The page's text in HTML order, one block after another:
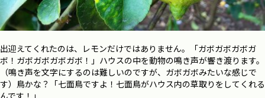
出迎えてくれたのは、レモンだけではありません。「ガボガボガボガ
ボ！ガボガボガボガボ！」ハウスの中を動物の鳴き声が響き渡ります。
（鳴き声を文字にするのは難しいのですが、ガボガボみたいな感じで
す）鳥かな？「七面鳥ですよ！七面鳥がハウス内の草取りをしてくれる